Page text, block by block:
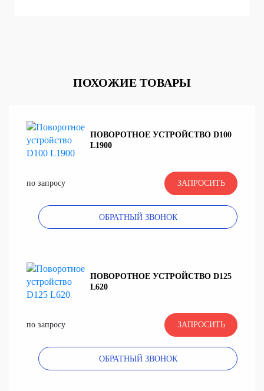
ПОХОЖИЕ ТОВАРЫ
ПОВОРОТНОЕ УСТРОЙСТВО D100
L1900
по запросу ЗАПРОСИТЬ
ОБРАТНЫЙ ЗВОНОК
ПОВОРОТНОЕ УСТРОЙСТВО D125
L620
по запросу ЗАПРОСИТЬ
ОБРАТНЫЙ ЗВОНОК